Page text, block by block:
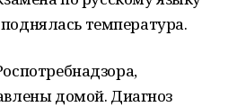
поднялась температура.
домой. Диагноз